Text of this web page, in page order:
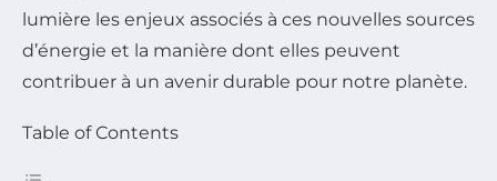
lumière les enjeux associés à ces nouvelles sources
d’énergie et la manière dont elles peuvent
contribuer à un avenir durable pour notre planète.
Table of Contents